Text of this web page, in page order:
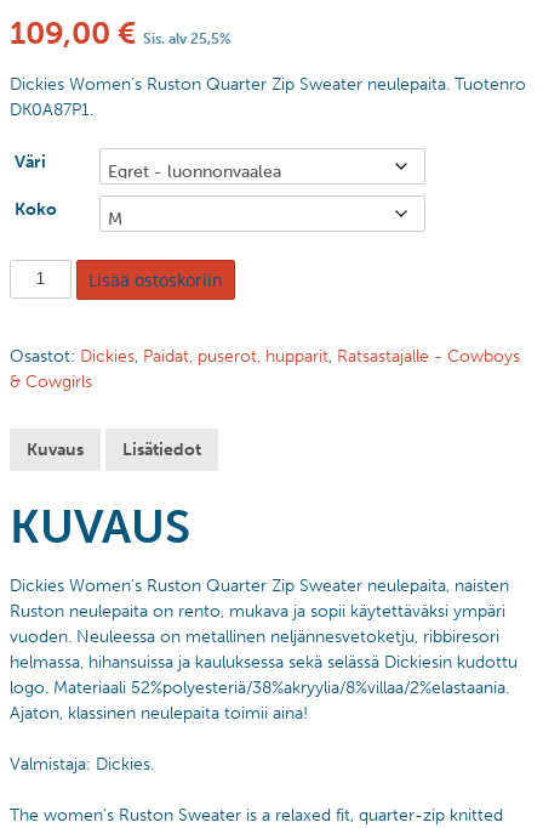
109,00 € Sis. alv 25,5%
Dickies Women’s Ruston Quarter Zip Sweater neulepaita. Tuotenro
DK0A87P1.
Väri
Koko
Lisää ostoskoriin
Osastot: Dickies, Paidat, puserot, hupparit, Ratsastajalle - Cowboys
& Cowgirls
Kuvaus Lisätiedot
KUVAUS
Dickies Women’s Ruston Quarter Zip Sweater neulepaita, naisten
Ruston neulepaita on rento, mukava ja sopii käytettäväksi ympäri
vuoden. Neuleessa on metallinen neljännesvetoketju, ribbiresori
helmassa, hihansuissa ja kauluksessa sekä selässä Dickiesin kudottu
logo. Materiaali 52%polyesteriä/38%akryylia/8%villaa/2%elastaania.
Ajaton, klassinen neulepaita toimii aina!
Valmistaja: Dickies.
The women’s Ruston Sweater is a relaxed fit, quarter-zip knitted